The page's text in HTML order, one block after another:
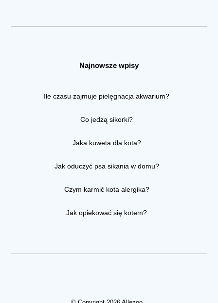
Najnowsze wpisy
Ile czasu zajmuje pielęgnacja akwarium?
Co jedzą sikorki?
Jaka kuweta dla kota?
Jak oduczyć psa sikania w domu?
Czym karmić kota alergika?
Jak opiekować się kotem?